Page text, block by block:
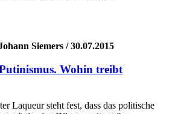
Siemers / 30.07.2015
Wohin treibt
Laqueur steht fest, dass das politische